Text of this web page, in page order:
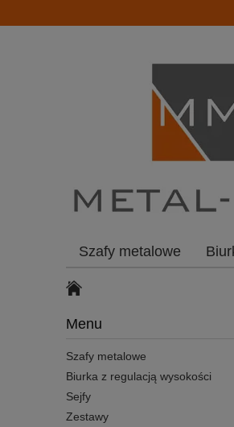
Szafy metalowe
Menu
Szafy metalowe
Biurka z regulacją wysokości
Sejfy
Zestawy